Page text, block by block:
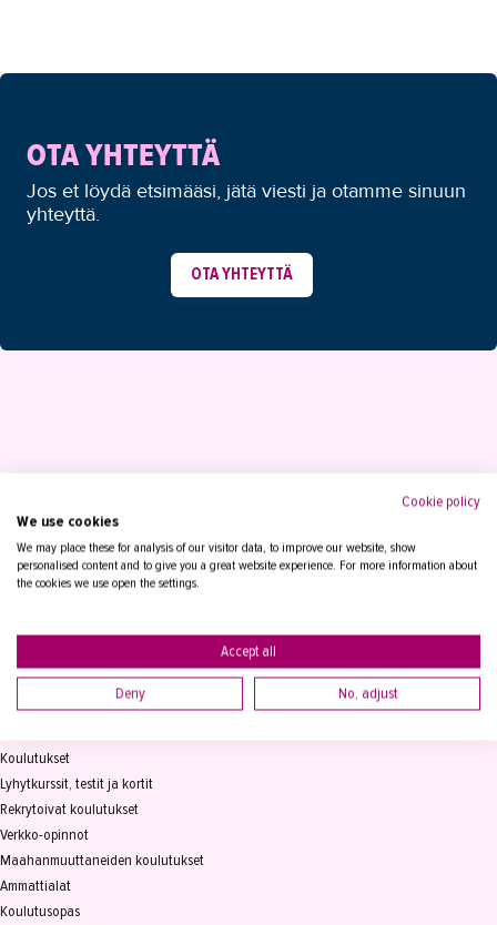
OTA YHTEYTTÄ
Jos et löydä etsimääsi, jätä viesti ja otamme sinuun
yhteyttä.
OTA YHTEYTTÄ
Tampereen Aikuiskoulutuskeskus
PL 15, 33821 Tampere
Vaihde03 2361 111
Koulutukset
Lyhytkurssit, testit ja kortit
Rekrytoivat koulutukset
Verkko-opinnot
Maahanmuuttaneiden koulutukset
Ammattialat
Koulutusopas
Cookie policy
We use cookies
We may place these for analysis of our visitor data, to improve our website, show
personalised content and to give you a great website experience. For more information about
the cookies we use open the settings.
Accept all
Deny No, adjust